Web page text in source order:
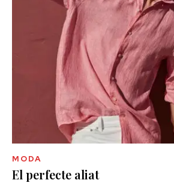
MODA
El perfecte aliat